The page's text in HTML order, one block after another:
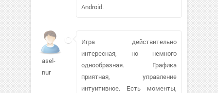
Android.
asel-
nur
Игра действительно
интересная, но немного
однообразная. Графика
приятная, управление
интуитивное. Есть моменты,